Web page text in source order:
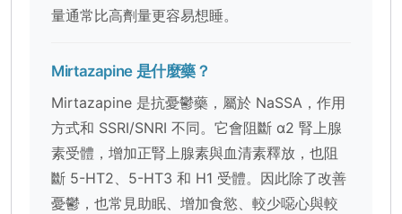
量通常比高劑量更容易想睡。
Mirtazapine 是什麼藥？
Mirtazapine 是抗憂鬱藥，屬於 NaSSA，作用
方式和 SSRI/SNRI 不同。它會阻斷 α2 腎上腺
素受體，增加正腎上腺素與血清素釋放，也阻
斷 5-HT2、5-HT3 和 H1 受體。因此除了改善
憂鬱，也常見助眠、增加食慾、較少噁心與較